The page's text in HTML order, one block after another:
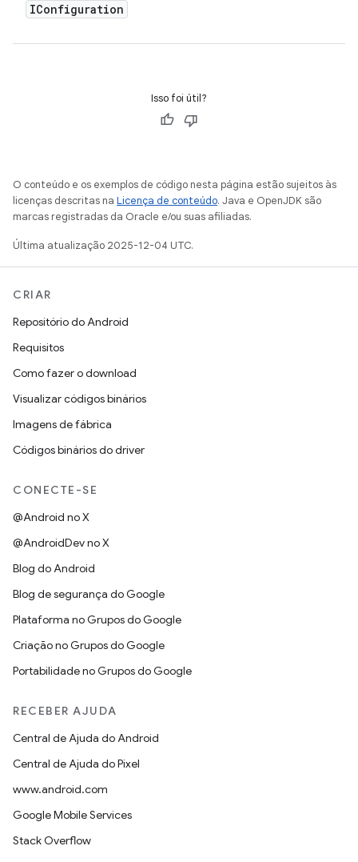
IConfiguration
Isso foi útil?
O conteúdo e os exemplos de código nesta página estão sujeitos às
licenças descritas na Licença de conteúdo. Java e OpenJDK são
marcas registradas da Oracle e/ou suas afiliadas.
Última atualização 2025-12-04 UTC.
CRIAR
Repositório do Android
Requisitos
Como fazer o download
Visualizar códigos binários
Imagens de fábrica
Códigos binários do driver
CONECTE-SE
@Android no X
@AndroidDev no X
Blog do Android
Blog de segurança do Google
Plataforma no Grupos do Google
Criação no Grupos do Google
Portabilidade no Grupos do Google
RECEBER AJUDA
Central de Ajuda do Android
Central de Ajuda do Pixel
www.android.com
Google Mobile Services
Stack Overflow